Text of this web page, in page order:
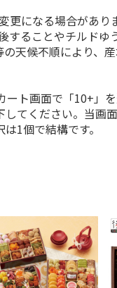
になる場合があり
することやチルドゆ
天候不順により、
ト画面で「10+」
てください。当画
1個で結構です。